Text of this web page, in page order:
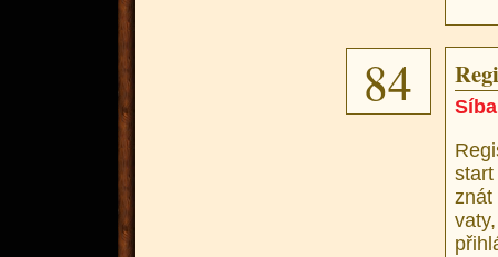
84
Síba